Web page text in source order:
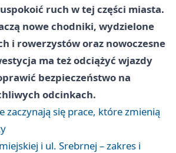
ruch w tej części miasta.
nowe chodniki, wydzielone
i rowerzystów oraz nowoczesne
ma też odciążyć wjazdy
bezpieczeństwo na
odcinkach.
zaczynają się prace, które zmienią
i ul. Srebrnej – zakres i